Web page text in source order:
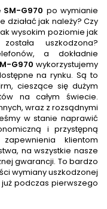
SM-G970 po wymianie
działać jak należy? Czy
wysokim poziomie jak
uszkodzona?
a dokładnie
G970 wykorzystujemy
na rynku. Są to
cieszące się dużym
na całym świecie.
wraz z rozsądnymi
w stanie naprawić
i przystępną
klientom
na wszystkie nasze
gwarancji. To bardzo
wymiany uszkodzonej
podczas pierwszego